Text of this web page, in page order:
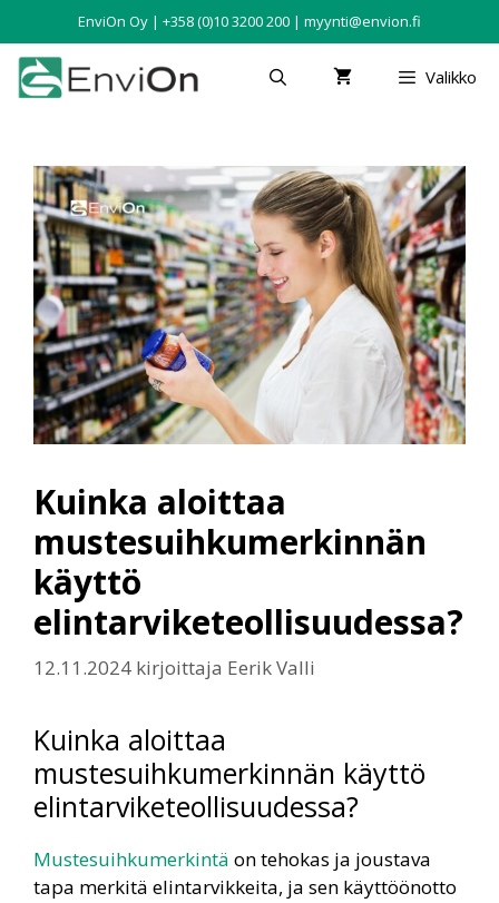
EnviOn Oy | +358 (0)10 3200 200 | myynti@envion.fi
Valikko
Kuinka aloittaa
mustesuihkumerkinnän
käyttö
elintarviketeollisuudessa?
12.11.2024 kirjoittaja Eerik Valli
Kuinka aloittaa
mustesuihkumerkinnän käyttö
elintarviketeollisuudessa?
Mustesuihkumerkintä on tehokas ja joustava
tapa merkitä elintarvikkeita, ja sen käyttöönotto